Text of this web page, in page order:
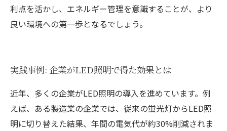
利点を活かし、エネルギー管理を意識することが、より
良い環境への第一歩となるでしょう。
実践事例: 企業がLED照明で得た効果とは
近年、多くの企業がLED照明の導入を進めています。例
えば、ある製造業の企業では、従来の蛍光灯からLED照
明に切り替えた結果、年間の電気代が約30%削減されま